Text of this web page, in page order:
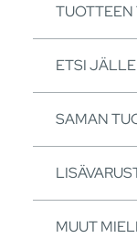
ETSI
SAMAN
MUUT